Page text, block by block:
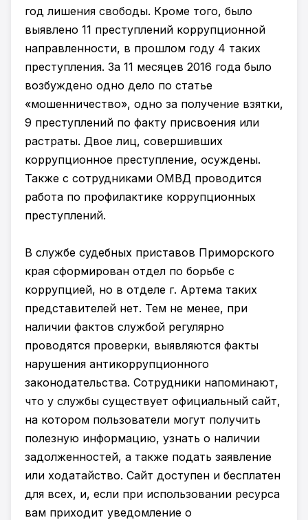
год лишения свободы. Кроме того, было
выявлено 11 преступлений коррупционной
направленности, в прошлом году 4 таких
преступления. За 11 месяцев 2016 года было
возбуждено одно дело по статье
«мошенничество», одно за получение взятки,
9 преступлений по факту присвоения или
растраты. Двое лиц, совершивших
коррупционное преступление, осуждены.
Также с сотрудниками ОМВД проводится
работа по профилактике коррупционных
преступлений.
В службе судебных приставов Приморского
края сформирован отдел по борьбе с
коррупцией, но в отделе г. Артема таких
представителей нет. Тем не менее, при
наличии фактов службой регулярно
проводятся проверки, выявляются факты
нарушения антикоррупционного
законодательства. Сотрудники напоминают,
что у службы существует официальный сайт,
на котором пользователи могут получить
полезную информацию, узнать о наличии
задолженностей, а также подать заявление
или ходатайство. Сайт доступен и бесплатен
для всех, и, если при использовании ресурса
вам приходит уведомление о